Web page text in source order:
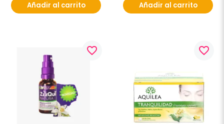
Añadir al carrito Añadir al carrito
favorite_border favorite_border